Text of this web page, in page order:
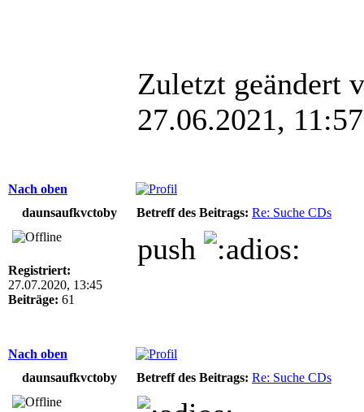
Zuletzt geändert
27.06.2021,
Nach oben
daunsaufkvctoby
Betreff des Beitrags: Re: Suche CDs
Registriert:
27.07.2020, 13:45
Beiträge: 61
push
Nach oben
daunsaufkvctoby
Betreff des Beitrags: Re: Suche CDs